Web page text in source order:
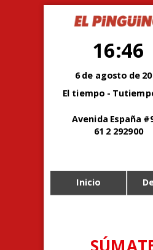
16:46
6 de agosto de
El tiempo -
Avenida España
61 2 292900
Inicio